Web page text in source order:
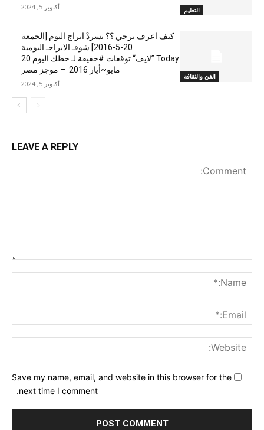
التعليم أكتوبر 5, 2024
الفن والثقافة
كيف اعرف برجي ؟؟ نسردْ ابراج اليوم [الجمعة
20-5-2016] شوفـ الابراجـ اليومية
Today ”لايف“ توقعات #حقيقة لـ حظك اليوم 20
مايو~أيار 2016 – موجز مصر
أكتوبر 5, 2024
LEAVE A REPLY
Save my name, email, and website in this browser for the
next time I comment.